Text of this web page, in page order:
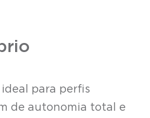
para perfis
de autonomia total e